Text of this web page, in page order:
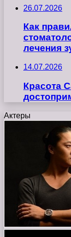
26.07.2026
Как
лечения
14.07.2026
Красота
Актеры